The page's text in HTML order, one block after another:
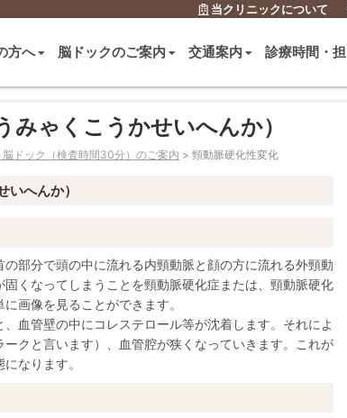
外来のご予
当クリニックについて
方へ 脳ドックのご案内 交通案内 診療時間・
みゃくこうかせいへんか）
ドック（検査時間30分）のご案内 > 頸動脈硬化性変化
へんか）
部分で頭の中に流れる内頸動脈と顔の方に流れる外頸動
くなってしまうことを頸動脈硬化症または、頸動脈硬化
画像を見ることができます。
血管壁の中にコレステロール等が沈着します。それによ
クと言います）、血管腔が狭くなっていきます。これが
なります。